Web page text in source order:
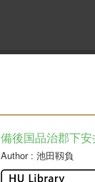
備後国品治郡下
Author: 池田靱負